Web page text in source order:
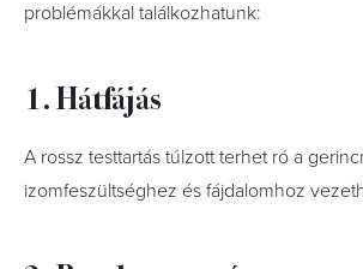
problémákkal találkozhatunk:
1. Hátfájás
A rossz testtartás túlzott terhet ró a
izomfeszültséghez és fájdalomhoz